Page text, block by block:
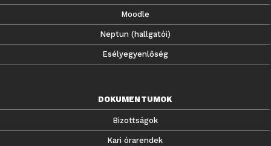
Moodle
Neptun (hallgatói)
Esélyegyenlőség
DOKUMENTUMOK
Bizottságok
Kari órarendek